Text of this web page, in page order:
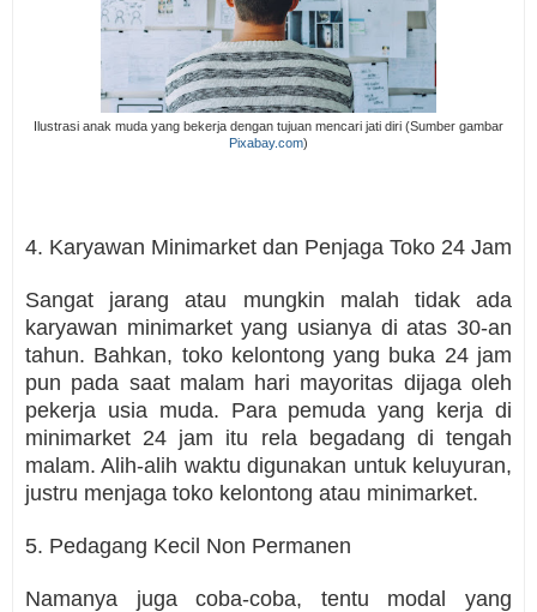
Ilustrasi anak muda yang bekerja dengan tujuan mencari jati diri (Sumber gambar
Pixabay.com)
4. Karyawan Minimarket dan Penjaga Toko 24 Jam
Sangat jarang atau mungkin malah tidak ada
karyawan minimarket yang usianya di atas 30-an
tahun. Bahkan, toko kelontong yang buka 24 jam
pun pada saat malam hari mayoritas dijaga oleh
pekerja usia muda. Para pemuda yang kerja di
minimarket 24 jam itu rela begadang di tengah
malam. Alih-alih waktu digunakan untuk keluyuran,
justru menjaga toko kelontong atau minimarket.
5. Pedagang Kecil Non Permanen
Namanya juga coba-coba, tentu modal yang